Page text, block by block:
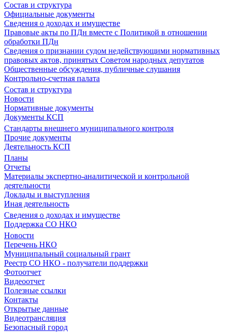
Состав и структура
Официальные документы
Сведения о доходах и имуществе
Правовые акты по ПДн вместе с Политикой в отношении
обработки ПДн
Сведения о признании судом недействующими нормативных
правовых актов, принятых Советом народных депутатов
Общественные обсуждения, публичные слушания
Контрольно-счетная палата
Состав и структура
Новости
Нормативные документы
Документы КСП
Стандарты внешнего муниципального контроля
Прочие документы
Деятельность КСП
Планы
Отчеты
Материалы экспертно-аналитической и контрольной
деятельности
Доклады и выступления
Иная деятельность
Сведения о доходах и имуществе
Поддержка СО НКО
Новости
Перечень НКО
Муниципальный социальный грант
Реестр СО НКО - получатели поддержки
Фотоотчет
Видеоотчет
Полезные ссылки
Контакты
Открытые данные
Видеотрансляция
Безопасный город